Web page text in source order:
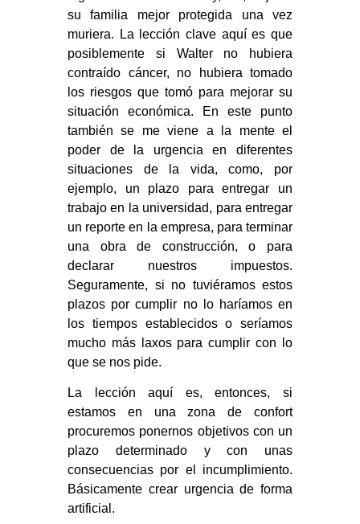
su familia mejor protegida una vez
muriera. La lección clave aquí es que
posiblemente si Walter no hubiera
contraído cáncer, no hubiera tomado
los riesgos que tomó para mejorar su
situación económica. En este punto
también se me viene a la mente el
poder de la urgencia en diferentes
situaciones de la vida, como, por
ejemplo, un plazo para entregar un
trabajo en la universidad, para entregar
un reporte en la empresa, para terminar
una obra de construcción, o para
declarar nuestros impuestos.
Seguramente, si no tuviéramos estos
plazos por cumplir no lo haríamos en
los tiempos establecidos o seríamos
mucho más laxos para cumplir con lo
que se nos pide.
La lección aquí es, entonces, si
estamos en una zona de confort
procuremos ponernos objetivos con un
plazo determinado y con unas
consecuencias por el incumplimiento.
Básicamente crear urgencia de forma
artificial.